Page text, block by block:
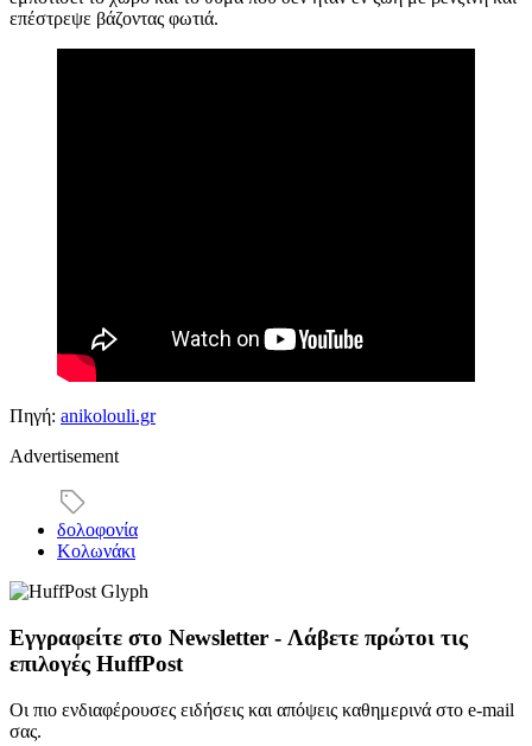
επέστρεψε βάζοντας φωτιά.
Πηγή: anikolouli.gr
Advertisement
δολοφονία
Κολωνάκι
Εγγραφείτε στο Newsletter - Λάβετε πρώτοι τις
επιλογές HuffPost
Οι πιο ενδιαφέρουσες ειδήσεις και απόψεις καθημερινά στο e-mail
σας.